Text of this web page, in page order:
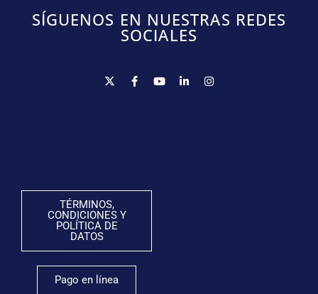
SÍGUENOS EN NUESTRAS REDES
SOCIALES
TÉRMINOS,
CONDICIONES Y
POLÍTICA DE
DATOS
Pago en línea